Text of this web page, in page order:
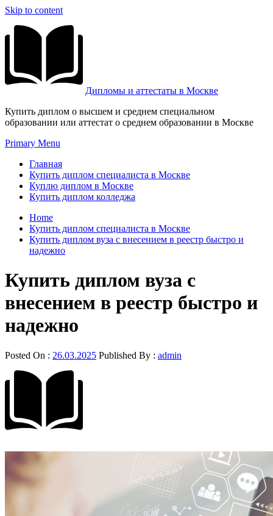
Skip to content
Дипломы и аттестаты в Москве
Купить диплом о высшем и среднем специальном
образовании или аттестат о среднем образовании в Москве
Primary Menu
Главная
Купить диплом специалиста в Москве
Куплю диплом в Москве
Купить диплом колледжа
Home
Купить диплом специалиста в Москве
Купить диплом вуза с внесением в реестр быстро и
надежно
Купить диплом вуза с
внесением в реестр быстро и
надежно
Posted On : 26.03.2025 Published By : admin